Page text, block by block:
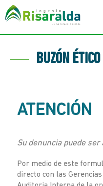
BUZÓN
ATENCIÓN
Su denuncia puede ser
Por medio de este
directo con las